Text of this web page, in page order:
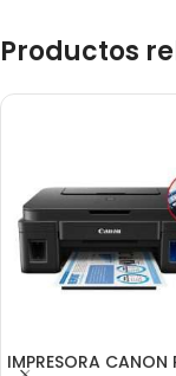
Productos
IMPRESORA CANON